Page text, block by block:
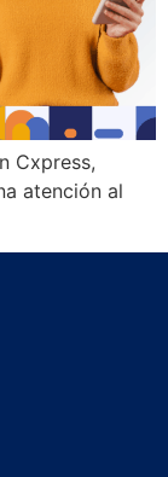
Cxpress,
atención al